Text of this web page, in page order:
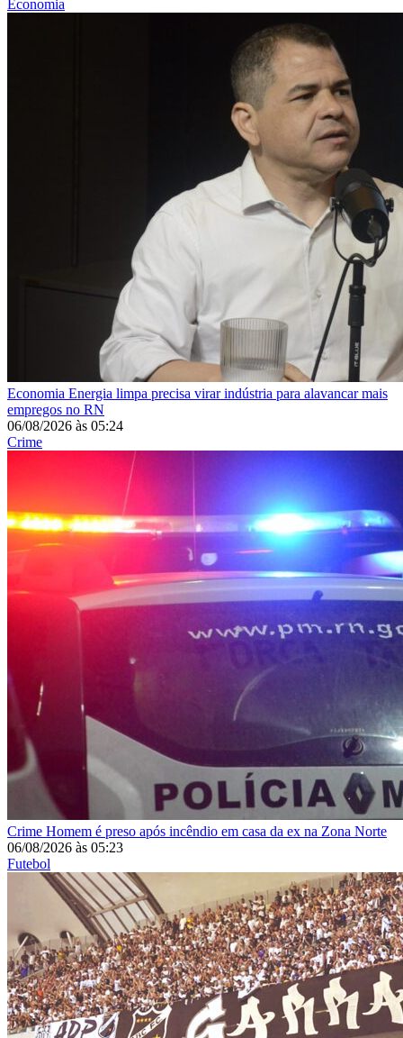
Economia
Economia Energia limpa precisa virar indústria para alavancar mais
empregos no RN
06/08/2026 às 05:24
Crime
Crime Homem é preso após incêndio em casa da ex na Zona Norte
06/08/2026 às 05:23
Futebol